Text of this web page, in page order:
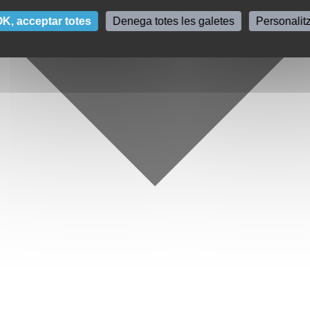
acceptar totes Denega totes les galetes